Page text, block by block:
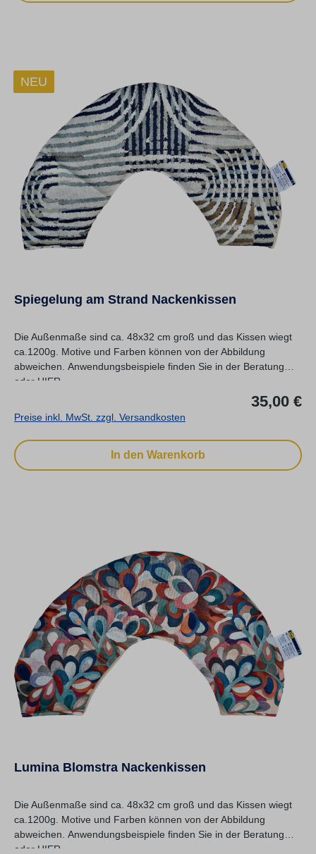
NEU
Spiegelung am Strand Nackenkissen
Die Außenmaße sind ca. 48x32 cm groß und das Kissen wiegt
ca.1200g. Motive und Farben können von der Abbildung
abweichen. Anwendungsbeispiele finden Sie in der Beratung
oder HIER.
35,00 €
Preise inkl. MwSt. zzgl. Versandkosten
In den Warenkorb
Lumina Blomstra Nackenkissen
Die Außenmaße sind ca. 48x32 cm groß und das Kissen wiegt
ca.1200g. Motive und Farben können von der Abbildung
abweichen. Anwendungsbeispiele finden Sie in der Beratung
oder HIER.